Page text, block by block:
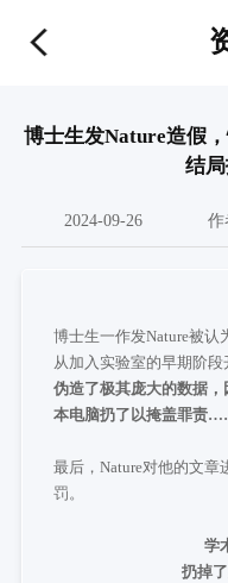
博士生发Nature造假
结
2024-09-26 作
博士生一作发Nature被认
从加入实验室的早期阶段
伪造了极其庞大的数据
本电脑扔了以掩盖罪责
最后，Nature对他的文章
罚。
学
扔掉